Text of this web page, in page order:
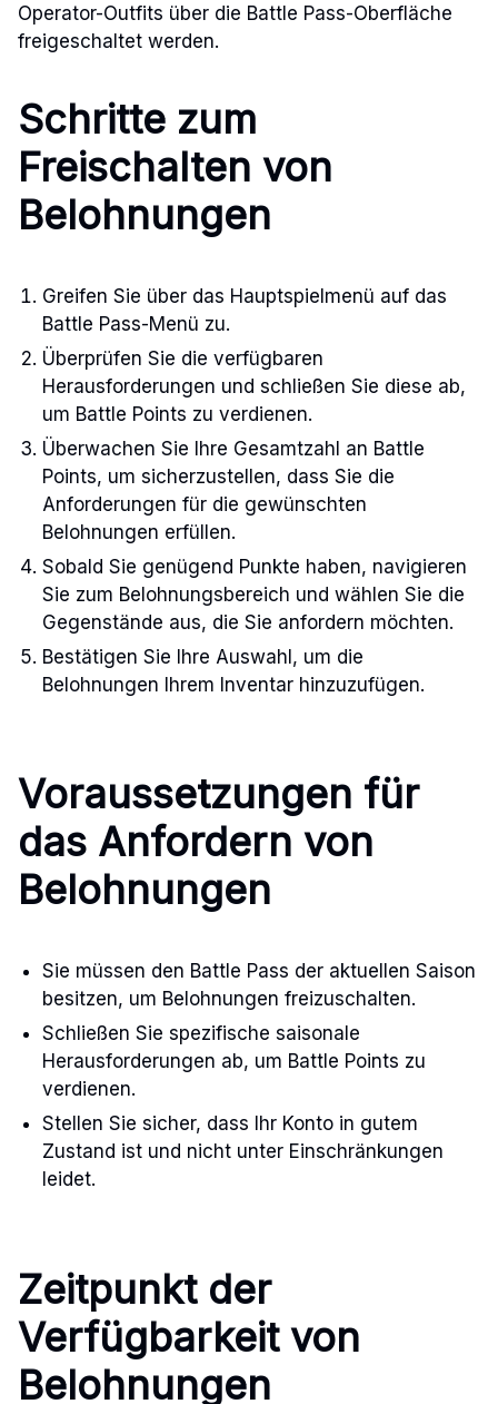
Operator-Outfits über die Battle Pass-Oberfläche
freigeschaltet werden.
Schritte zum
Freischalten von
Belohnungen
Greifen Sie über das Hauptspielmenü auf das
Battle Pass-Menü zu.
Überprüfen Sie die verfügbaren
Herausforderungen und schließen Sie diese ab,
um Battle Points zu verdienen.
Überwachen Sie Ihre Gesamtzahl an Battle
Points, um sicherzustellen, dass Sie die
Anforderungen für die gewünschten
Belohnungen erfüllen.
Sobald Sie genügend Punkte haben, navigieren
Sie zum Belohnungsbereich und wählen Sie die
Gegenstände aus, die Sie anfordern möchten.
Bestätigen Sie Ihre Auswahl, um die
Belohnungen Ihrem Inventar hinzuzufügen.
Voraussetzungen für
das Anfordern von
Belohnungen
Sie müssen den Battle Pass der aktuellen Saison
besitzen, um Belohnungen freizuschalten.
Schließen Sie spezifische saisonale
Herausforderungen ab, um Battle Points zu
verdienen.
Stellen Sie sicher, dass Ihr Konto in gutem
Zustand ist und nicht unter Einschränkungen
leidet.
Zeitpunkt der
Verfügbarkeit von
Belohnungen